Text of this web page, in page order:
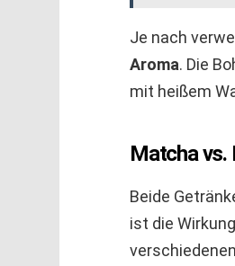
Je nach
Aroma. Die
mit heißem
Matcha vs.
Beide
ist die
verschiedenen